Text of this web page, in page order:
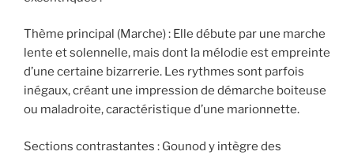
Thème principal (Marche) : Elle débute par une marche
lente et solennelle, mais dont la mélodie est empreinte
d’une certaine bizarrerie. Les rythmes sont parfois
inégaux, créant une impression de démarche boiteuse
ou maladroite, caractéristique d’une marionnette.
Sections contrastantes : Gounod y intègre des